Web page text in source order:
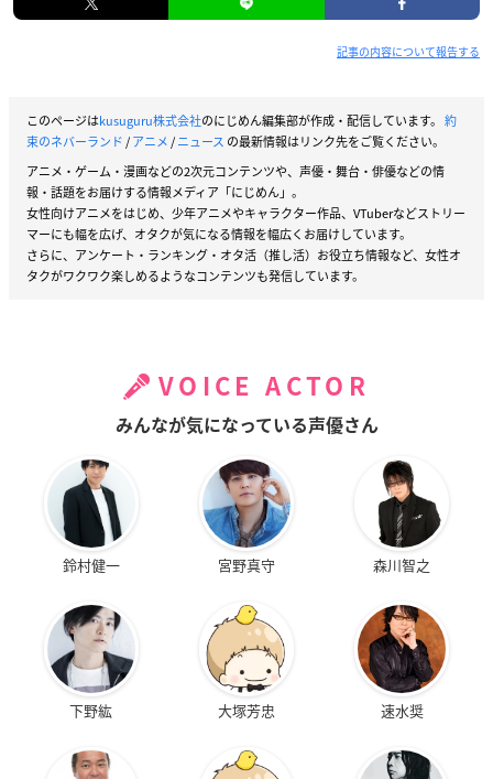
記事の内容について報告する
このページはkusuguru株式会社のにじめん編集部が作成・配信しています。 約
束のネバーランド/アニメ/ニュース の最新情報はリンク先をご覧ください。
アニメ・ゲーム・漫画などの2次元コンテンツや、声優・舞台・俳優などの情
報・話題をお届けする情報メディア「にじめん」。
女性向けアニメをはじめ、少年アニメやキャラクター作品、VTuberなどストリー
マーにも幅を広げ、オタクが気になる情報を幅広くお届けしています。
さらに、アンケート・ランキング・オタ活（推し活）お役立ち情報など、女性オ
タクがワクワク楽しめるようなコンテンツも発信しています。
VOICE ACTOR
みんなが気になっている声優さん
鈴村健一 宮野真守 森川智之
下野紘 大塚芳忠 速水奨